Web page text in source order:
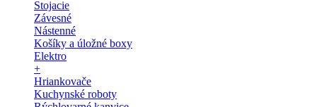
Stojacie
Závesné
Nástenné
Košíky a úložné boxy
Elektro
+
Hriankovače
Kuchynské roboty